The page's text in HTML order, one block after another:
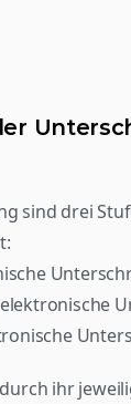
sind drei
ihr